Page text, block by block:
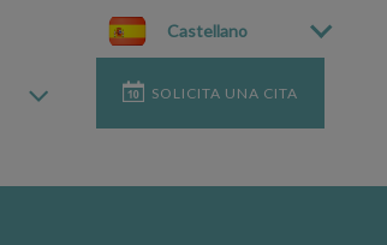
Castellano
SOLICITA UNA CITA